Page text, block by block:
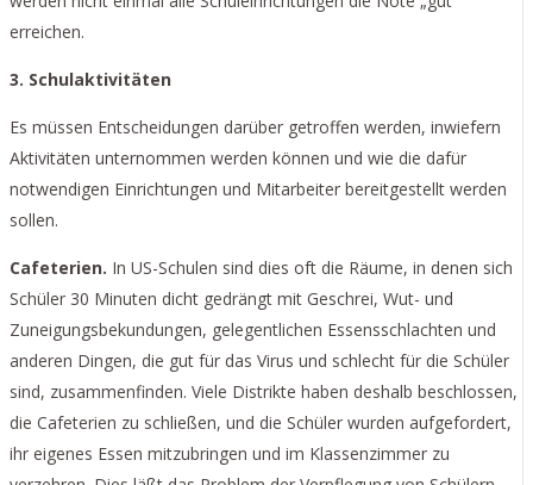
erreichen.
3. Schulaktivitäten
Es müssen Entscheidungen darüber getroffen werden, inwiefern
Aktivitäten unternommen werden können und wie die dafür
notwendigen Einrichtungen und Mitarbeiter bereitgestellt werden
sollen.
Cafeterien. In US-Schulen sind dies oft die Räume, in denen sich
Schüler 30 Minuten dicht gedrängt mit Geschrei, Wut- und
Zuneigungsbekundungen, gelegentlichen Essensschlachten und
anderen Dingen, die gut für das Virus und schlecht für die Schüler
sind, zusammenfinden. Viele Distrikte haben deshalb beschlossen,
die Cafeterien zu schließen, und die Schüler wurden aufgefordert,
ihr eigenes Essen mitzubringen und im Klassenzimmer zu